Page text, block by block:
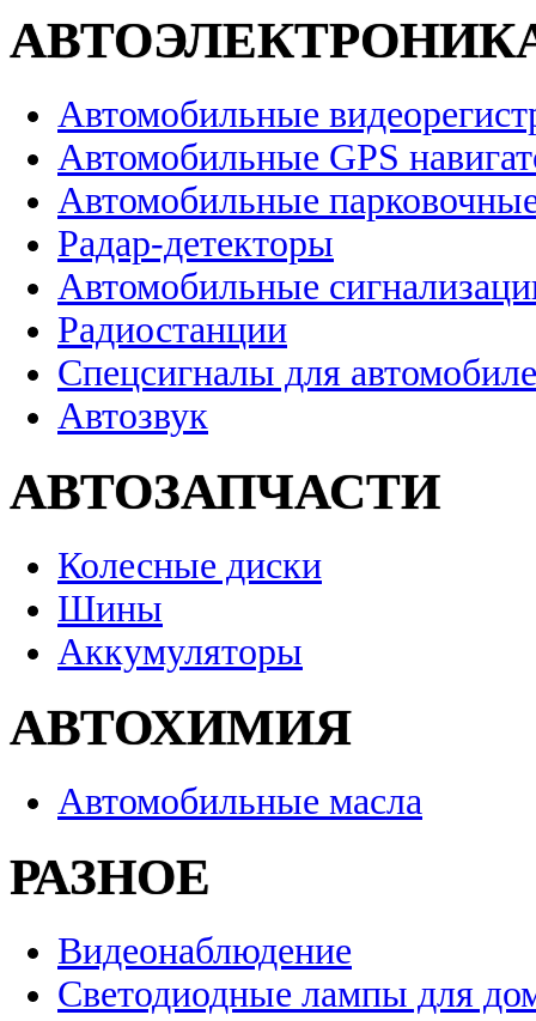
Автомобильные
Автомобильные GPS
Автомобильные
Радар-детекторы
Автомобильные
Радиостанции
Спецсигналы для
Автозвук
АВТОЗАПЧАСТИ
Колесные диски
Шины
Аккумуляторы
АВТОХИМИЯ
Автомобильные масла
РАЗНОЕ
Видеонаблюдение
Светодиодные лампы для